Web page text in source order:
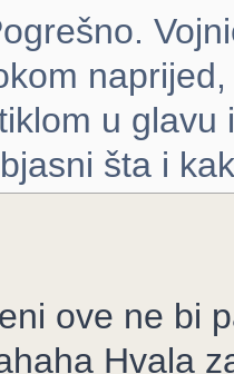
u glavu
šta i
ove ne bi
Hvala